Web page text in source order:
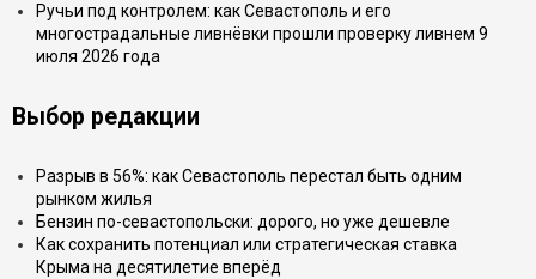
Ручьи под контролем: как Севастополь и его
многострадальные ливнёвки прошли проверку ливнем 9
июля 2026 года
Выбор редакции
Разрыв в 56%: как Севастополь перестал быть одним
рынком жилья
Бензин по-севастопольски: дорого, но уже дешевле
Как сохранить потенциал или стратегическая ставка
Крыма на десятилетие вперёд